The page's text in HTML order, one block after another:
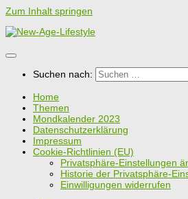
Zum Inhalt springen
Suchen nach:
Home
Themen
Mondkalender 2023
Datenschutzerklärung
Impressum
Cookie-Richtlinien (EU)
Privatsphäre-Einstellungen
Historie der Privatsphäre-
Einwilligungen widerrufen